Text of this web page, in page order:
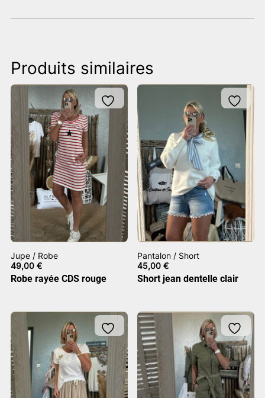
Produits similaires
Jupe / Robe
49,00 €
Robe rayée CDS rouge
Pantalon / Short
45,00€
Short jean dentelle clair